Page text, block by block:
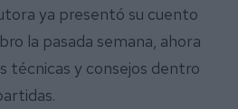
ya presentó su cuento
la pasada semana, ahora
técnicas y consejos dentro